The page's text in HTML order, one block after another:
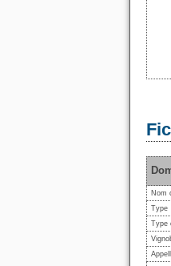
Nom
Type
Type